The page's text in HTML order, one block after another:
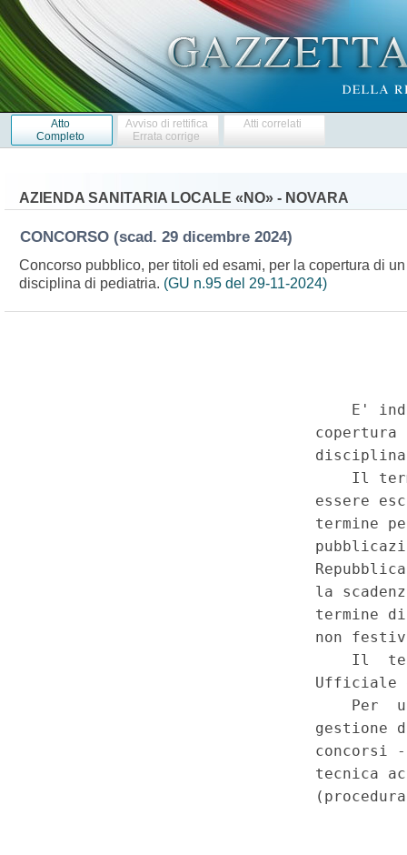
Atto
Completo
Avviso di rettifica
Errata corrige
Atti correlati
AZIENDA SANITARIA LOCALE «NO» - NOVARA
CONCORSO (scad. 29 dicembre 2024)
Concorso pubblico, per titoli ed esami, per la copertura di
disciplina di pediatria. (GU n.95 del 29-11-2024)